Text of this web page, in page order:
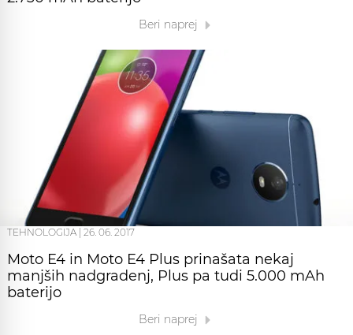
Beri naprej
TEHNOLOGIJA 26. 06. 2017
Moto E4 in Moto E4 Plus prinašata nekaj
manjših nadgradenj, Plus pa tudi 5.000 mAh
baterijo
Beri naprej